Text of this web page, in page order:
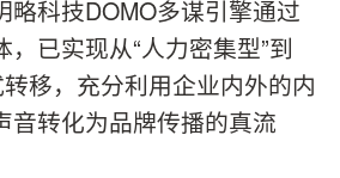
略科技DOMO多谋引擎通过
已实现从“人力密集型”到
转移，充分利用企业内外的内
音转化为品牌传播的真流